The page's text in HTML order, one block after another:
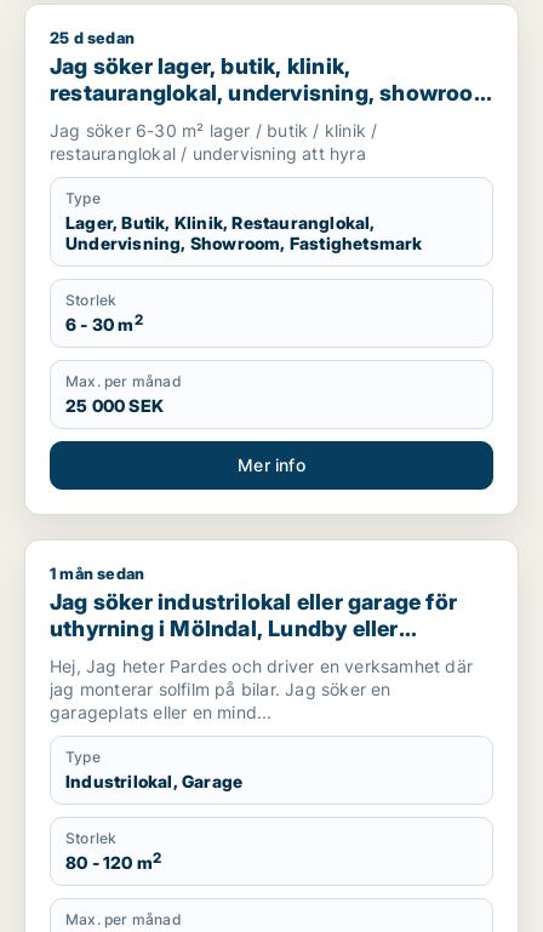
Jag söker lager, butik, klinik, restauranglokal,
25 d sedan
Jag söker lager, butik, klinik,
restauranglokal, undervisning, showroom
eller fastighetsmark för uthyrning i
Lundby, Göteborg eller Askim-Frölunda-
Högsbo m.fl.
Jag söker 6-30 m² lager / butik / klinik /
restauranglokal / undervisning att hyra
Type
Lager, Butik, Klinik, Restauranglokal,
Undervisning, Showroom, Fastighetsmark
Storlek
6 - 30 m2
Max. per månad
25 000 SEK
Mer info
Jag söker industrilokal eller garage för uthyrning i Mölndal,
1 mån sedan
Jag söker industrilokal eller garage för
uthyrning i Mölndal, Lundby eller
Göteborg m.fl.
Hej, Jag heter Pardes och driver en verksamhet där
jag monterar solfilm på bilar. Jag söker en
garageplats eller en mind...
Type
Industrilokal, Garage
Storlek
80 - 120 m2
Max. per månad